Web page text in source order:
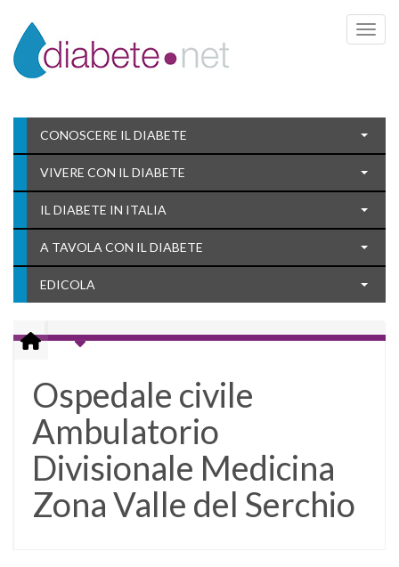
Toggle
CONOSCERE IL DIABETE
VIVERE CON IL DIABETE
IL DIABETE IN ITALIA
A TAVOLA CON IL DIABETE
EDICOLA
Ospedale civile
Ambulatorio
Divisionale Medicina
Zona Valle del Serchio